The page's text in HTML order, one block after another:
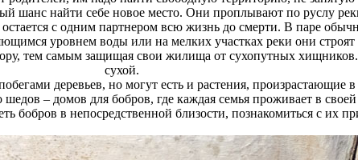
шанс найти себе новое место. Они проплывают по руслу
с одним партнером всю жизнь до смерти. В паре
уровнем воды или на мелких участках реки они строят
тем самым защищая свои жилища от сухопутных хищников.
сухой.
деревьев, но могут есть и растения, произрастающие в
– домов для бобров, где каждая семья проживает в
бобров в непосредственной близости, познакомиться с их